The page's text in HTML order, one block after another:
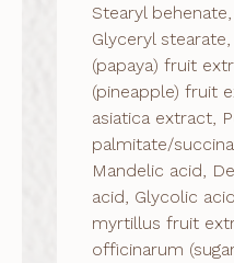
Stearyl
Glyceryl
(papaya) fruit
(pineapple) fruit
asiatica extract,
palmitate/
Mandelic acid,
acid, Glycolic
myrtillus fruit
officinarum